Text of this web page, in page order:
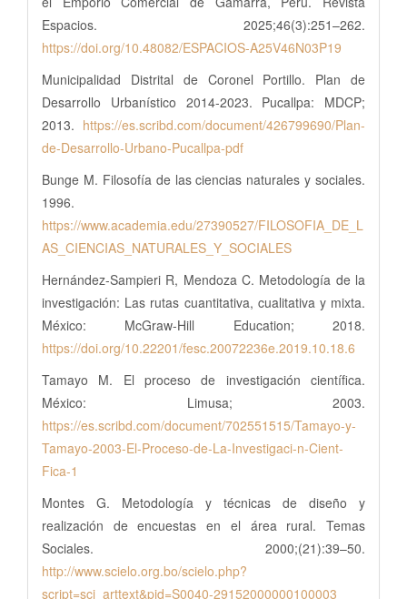
Espacios. 2025;46(3):251–262.
https://doi.org/10.48082/ESPACIOS-A25V46N03P19
Municipalidad Distrital de Coronel Portillo. Plan de
Desarrollo Urbanístico 2014-2023. Pucallpa: MDCP;
2013. https://es.scribd.com/document/426799690/Plan-
de-Desarrollo-Urbano-Pucallpa-pdf
Bunge M. Filosofía de las ciencias naturales y sociales.
1996.
https://www.academia.edu/27390527/FILOSOFIA_DE_L
AS_CIENCIAS_NATURALES_Y_SOCIALES
Hernández-Sampieri R, Mendoza C. Metodología de la
investigación: Las rutas cuantitativa, cualitativa y mixta.
México: McGraw-Hill Education; 2018.
https://doi.org/10.22201/fesc.20072236e.2019.10.18.6
Tamayo M. El proceso de investigación científica.
México: Limusa; 2003.
https://es.scribd.com/document/702551515/Tamayo-y-
Tamayo-2003-El-Proceso-de-La-Investigaci-n-Cient-
Fica-1
Montes G. Metodología y técnicas de diseño y
realización de encuestas en el área rural. Temas
Sociales. 2000;(21):39–50.
http://www.scielo.org.bo/scielo.php?
script=sci_arttext&pid=S0040-29152000000100003